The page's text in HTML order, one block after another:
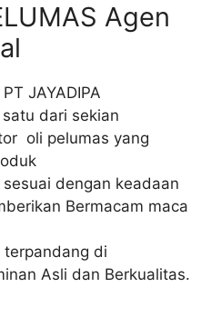
Agen
JAYADIPA
satu dari sekian
oli pelumas yang
dengan keadaan
Bermacam maca
terpandang di
Asli dan Berkualitas.